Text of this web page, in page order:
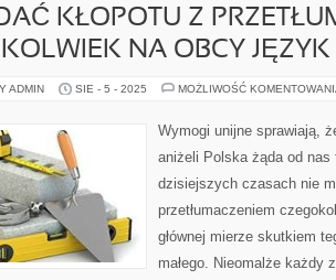
KŁOPOTU Z
NA OBCY JĘZYK
ADMIN SIE - 5 - 2025 MOŻLIWOŚĆ
Wymogi unijne sprawiają,
aniżeli Polska żąda od nas
dzisiejszych czasach nie
przetłumaczeniem
głównej mierze skutkiem
małego. Nieomalże każdy